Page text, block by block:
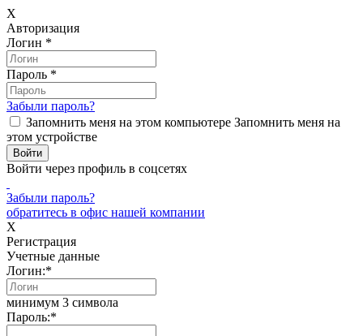
X
Авторизация
Логин *
Пароль *
Забыли пароль?
Запомнить меня на этом компьютере Запомнить меня на
этом устройстве
Войти через профиль в соцсетях
Забыли пароль?
обратитесь в офис нашей компании
X
Регистрация
Учетные данные
Логин:*
минимум 3 символа
Пароль:*